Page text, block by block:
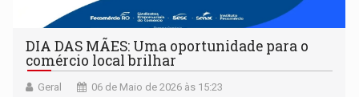
DIA DAS MÃES: Uma oportunidade para o
comércio local brilhar
Geral 06 de Maio de 2026 às 15:23